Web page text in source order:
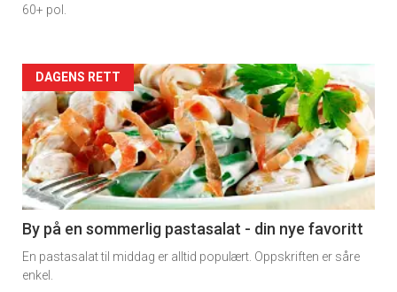
60+ pol.
Forsiden
akkurat
nå
-
5
DAGENS RETT
By på en sommerlig pastasalat - din nye favoritt
En pastasalat til middag er alltid populært. Oppskriften er såre
enkel.